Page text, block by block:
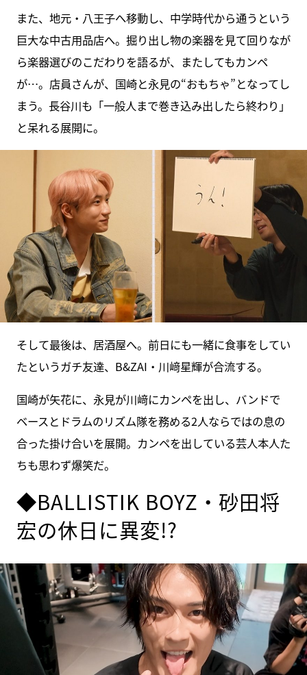
また、地元・八王子へ移動し、中学時代から通うという
巨大な中古用品店へ。掘り出し物の楽器を見て回りなが
ら楽器選びのこだわりを語るが、またしてもカンペ
が…。店員さんが、国崎と永見の“おもちゃ”となってし
まう。長谷川も「一般人まで巻き込み出したら終わり」
と呆れる展開に。
そして最後は、居酒屋へ。前日にも一緒に食事をしてい
たというガチ友達、B&ZAI・川﨑星輝が合流する。
国崎が矢花に、永見が川﨑にカンペを出し、バンドで
ベースとドラムのリズム隊を務める2人ならではの息の
合った掛け合いを展開。カンペを出している芸人本人た
ちも思わず爆笑だ。
◆BALLISTIK BOYZ・砂田将
宏の休日に異変!?